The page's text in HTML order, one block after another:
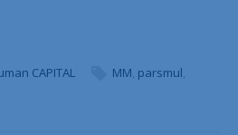
CAPITAL MM, parsmul,